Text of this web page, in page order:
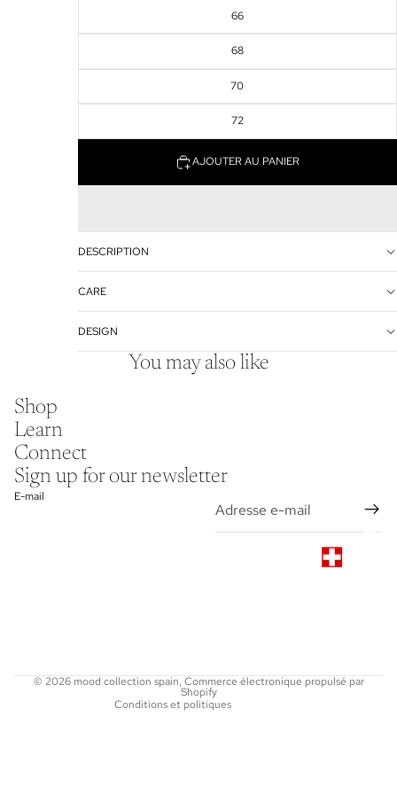
66
68
70
72
AJOUTER AU PANIER
DESCRIPTION
CARE
DESIGN
You may also like
Shop
Learn
Connect
Sign up for our newsletter
E-mail
© 2026 mood collection spain, Commerce électronique propulsé par
Shopify
Conditions et politiques
Conditions d’utilisation